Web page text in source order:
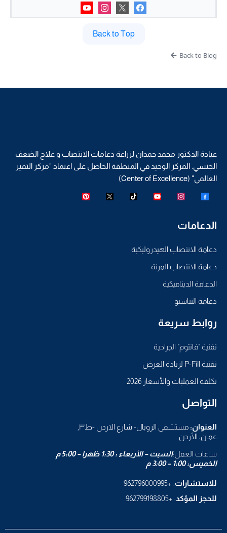
Back to Top
Back to Blog
عيادة الدكتور محمد حمدان لزراعة دعامات الانتصاب و علاج الضعف
الجنسي. المركز الوحيد في المنطقة الحاصل على اعتماد "مركز التميز
العالمي" (Center of Excellence)
الدعامات
دعامة الانتصاب الهيدروليكية
دعامة الانتصاب المرنة
الدعامة الديناميكية
دعامة التناسيو
روابط سريعة
تقنية "فانتوم" الجراحية
تقنية P-Fill لزيادة العرض
تكلفة العمليات والأسعار 2026
التواصل
العنوان: مستشفى الرويال- شارع الاردن -ط٣,
عمان، الأردن
ساعات العمل:السبت – الأربعاء : 1:30 ظهرا – 5:00 م
الخميس: 1:00 – 3:00 م
للاستشارات: +962796000995
للحجز المؤكد: +962799198805